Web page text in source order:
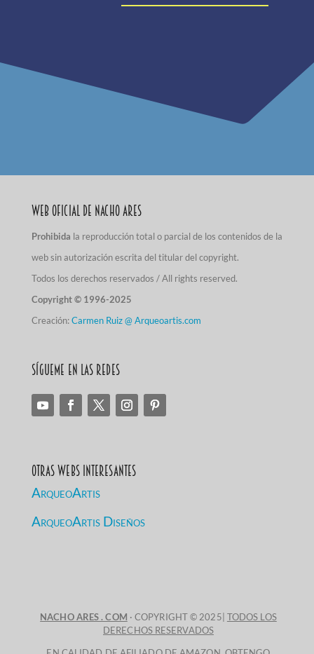
Web Oficial de Nacho Ares
Prohibida la reproducción total o parcial de los contenidos de la
web sin autorización escrita del titular del copyright.
Todos los derechos reservados / All rights reserved.
Copyright © 1996-2025
Creación:Carmen Ruiz @ Arqueoartis.com
Sígueme en las redes
Otras Webs Interesantes
ArqueoArtis
ArqueoArtis Diseños
NACHO ARES . COM · COPYRIGHT © 2025| TODOS LOS
DERECHOS RESERVADOS